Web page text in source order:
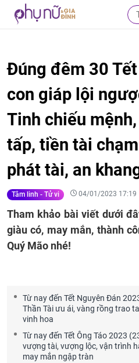
Đúng đêm 30
con giáp lội
Tinh chiếu
tấp, tiền tài
phát tài, an
Tâm linh - Tử vi 04/01/2023 17:19
Tham khảo bài viết dưới
giàu có, may mắn, thành
Quý Mão nhé!
Từ nay đến Tết Nguyên Đán
Thần Tài ưu ái, vàng rồng trao
vinh hoa
Từ nay đến Tết Ông Táo 2023
vượng tài, vượng lộc, vận trình
may mắn ngập tràn